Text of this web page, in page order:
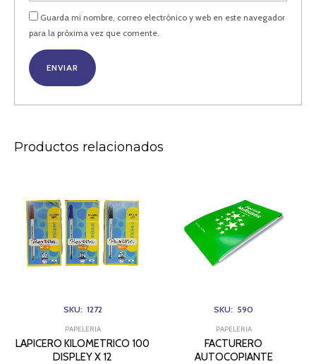
Guarda mi nombre, correo electrónico y web en este navegador
para la próxima vez que comente.
Productos relacionados
SKU: 1272
PAPELERIA
LAPICERO KILOMETRICO 100
DISPLEY X 12
X
12
cantidad
SKU: 590
PAPELERIA
FACTURERO
AUTOCOPIANTE